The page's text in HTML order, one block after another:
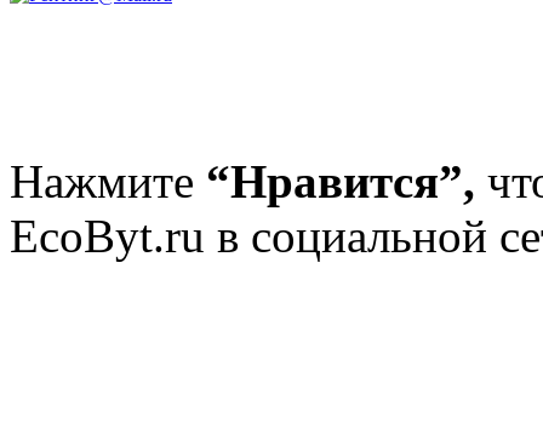
Нажмите “Нравится”,
EcoByt.ru в социальной